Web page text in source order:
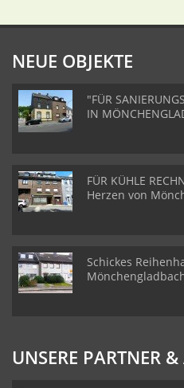
NEUE OBJEKTE
"FÜR
IN
FÜR KÜHLE
Herzen von
Schickes
UNSERE PARTNER